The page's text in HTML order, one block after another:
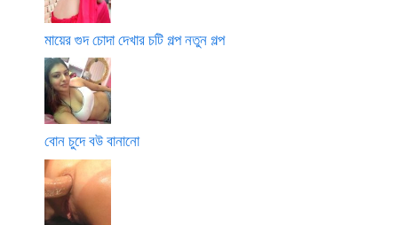
মায়ের গুদ চোদা দেখার চটি গল্প নতুন গল্প
বোন চুদে বউ বানানো